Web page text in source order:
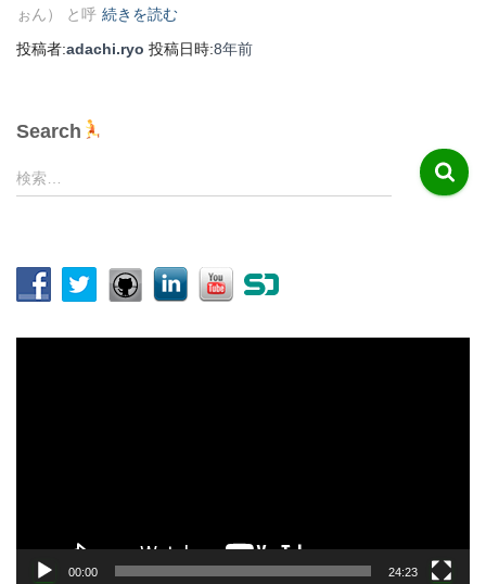
ぉん） と呼 続きを読む
投稿者:adachi.ryo 投稿日時:8年前
Search
検
索
検索…
00:00 24:23